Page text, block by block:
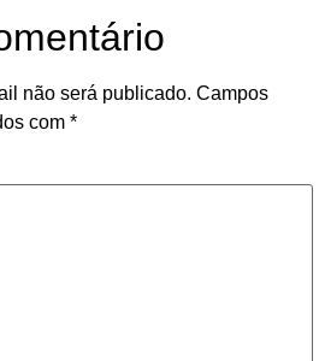
não será publicado. Campos
com *